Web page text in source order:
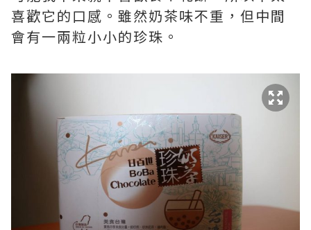
喜歡它的口感。雖然奶茶味不重，但中間
會有一兩粒小小的珍珠。